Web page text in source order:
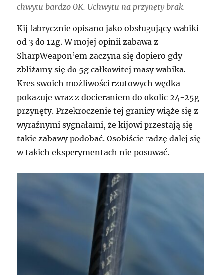
chwytu bardzo OK. Uchwytu na przynęty brak.
Kij fabrycznie opisano jako obsługujący wabiki
od 3 do 12g. W mojej opinii zabawa z
SharpWeapon’em zaczyna się dopiero gdy
zbliżamy się do 5g całkowitej masy wabika.
Kres swoich możliwości rzutowych wędka
pokazuje wraz z docieraniem do okolic 24-25g
przynęty. Przekroczenie tej granicy wiąże się z
wyraźnymi sygnałami, że kijowi przestają się
takie zabawy podobać. Osobiście radzę dalej się
w takich eksperymentach nie posuwać.